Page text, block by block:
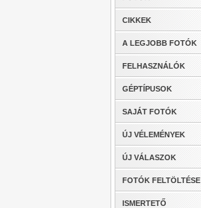
CIKKEK
A LEGJOBB FOTÓK
FELHASZNÁLÓK
GÉPTÍPUSOK
SAJÁT FOTÓK
ÚJ VÉLEMÉNYEK
ÚJ VÁLASZOK
FOTÓK FELTÖLTÉSE
ISMERTETŐ